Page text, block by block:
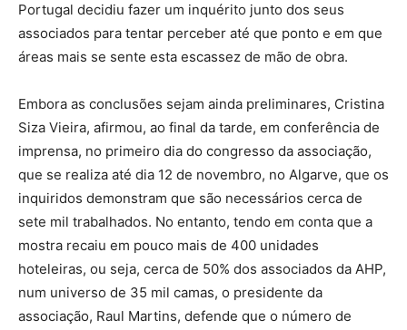
Portugal decidiu fazer um inquérito junto dos seus
associados para tentar perceber até que ponto e em que
áreas mais se sente esta escassez de mão de obra.
Embora as conclusões sejam ainda preliminares, Cristina
Siza Vieira, afirmou, ao final da tarde, em conferência de
imprensa, no primeiro dia do congresso da associação,
que se realiza até dia 12 de novembro, no Algarve, que os
inquiridos demonstram que são necessários cerca de
sete mil trabalhados. No entanto, tendo em conta que a
mostra recaiu em pouco mais de 400 unidades
hoteleiras, ou seja, cerca de 50% dos associados da AHP,
num universo de 35 mil camas, o presidente da
associação, Raul Martins, defende que o número de